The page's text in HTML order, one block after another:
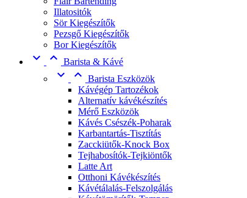
Illatositók
Sör Kiegészítők
Pezsgő Kiegészítők
Bor Kiegészítők
  Barista & Kávé
  Barista Eszközök
Kávégép Tartozékok
Alternatív kávékészítés
Mérő Eszközök
Kávés Csészék-Poharak
Karbantartás-Tisztítás
Zacckiütők-Knock Box
Tejhabosítók-Tejkiöntők
Latte Art
Otthoni Kávékészítés
Kávétálalás-Felszolgálás